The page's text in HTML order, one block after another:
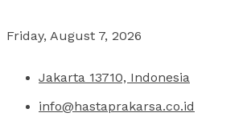
Friday, August 7, 2026
Jakarta 13710, Indonesia
info@hastaprakarsa.co.id